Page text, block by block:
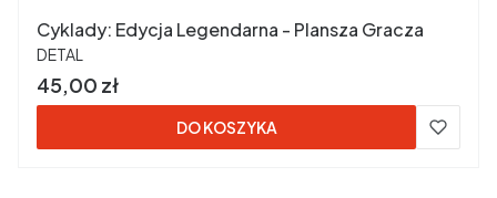
Cyklady: Edycja Legendarna - Plansza Gracza
PRODUCENT
DETAL
Cena
45,00 zł
DO KOSZYKA